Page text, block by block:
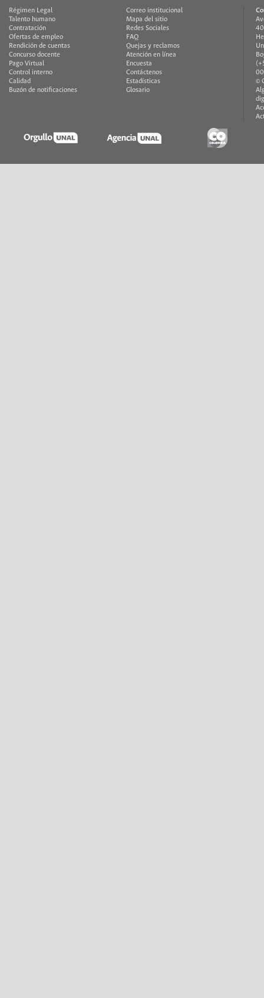
Régimen Legal
Talento humano
Contratación
Ofertas de empleo
Rendición de cuentas
Concurso docente
Pago Virtual
Control interno
Calidad
Buzón de notificaciones
Correo institucional
Mapa del sitio
Redes Sociales
FAQ
Quejas y reclamos
Atención en línea
Encuesta
Contáctenos
Estadísticas
Glosario
©